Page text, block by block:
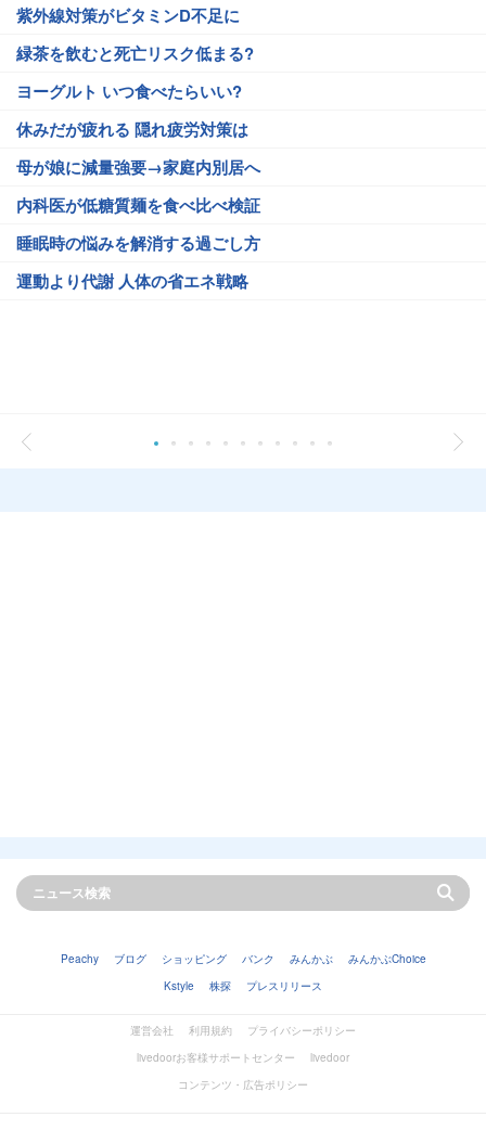
紫外線対策がビタミンD不足に
緑茶を飲むと死亡リスク低まる?
ヨーグルト いつ食べたらいい?
休みだが疲れる 隠れ疲労対策は
母が娘に減量強要→家庭内別居へ
内科医が低糖質麺を食べ比べ検証
睡眠時の悩みを解消する過ごし方
運動より代謝 人体の省エネ戦略
Peachy ブログ ショッピング バンク みんかぶ
みんかぶChoice
Kstyle
株探 プレスリリース
運営会社 利用規約
プライバシーポリシー
livedoorお客様サポートセンター
livedoor
コンテンツ・広告ポリシー